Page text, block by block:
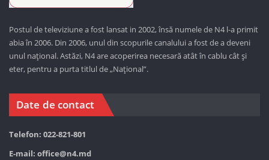
Postul de televiziune a fost lansat in 2002, însă numele de N4 l-a primit
abia în 2006. Din 2006, unul din scopurile canalului a fost de a deveni
unul național. Astăzi, N4 are acoperirea necesară atât în cablu cât și
eter, pentru a purta titlul de „Național”.
Date de contact
Telefon: 022-821-801
E-mail: office@n4.md